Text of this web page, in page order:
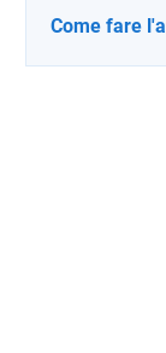
Come fare